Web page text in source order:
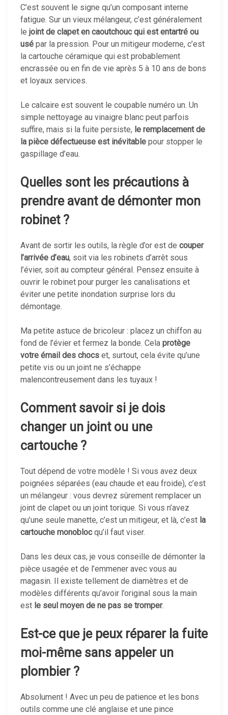
C’est souvent le signe qu’un composant interne
fatigue. Sur un vieux mélangeur, c’est généralement
le joint de clapet en caoutchouc qui est entartré ou
usé par la pression. Pour un mitigeur moderne, c’est
la cartouche céramique qui est probablement
encrassée ou en fin de vie après 5 à 10 ans de bons
et loyaux services.
Le calcaire est souvent le coupable numéro un. Un
simple nettoyage au vinaigre blanc peut parfois
suffire, mais si la fuite persiste, le remplacement de
la pièce défectueuse est inévitable pour stopper le
gaspillage d’eau.
Quelles sont les précautions à
prendre avant de démonter mon
robinet ?
Avant de sortir les outils, la règle d’or est de couper
l’arrivée d’eau, soit via les robinets d’arrêt sous
l’évier, soit au compteur général. Pensez ensuite à
ouvrir le robinet pour purger les canalisations et
éviter une petite inondation surprise lors du
démontage.
Ma petite astuce de bricoleur : placez un chiffon au
fond de l’évier et fermez la bonde. Cela protège
votre émail des chocs et, surtout, cela évite qu’une
petite vis ou un joint ne s’échappe
malencontreusement dans les tuyaux !
Comment savoir si je dois
changer un joint ou une
cartouche ?
Tout dépend de votre modèle ! Si vous avez deux
poignées séparées (eau chaude et eau froide), c’est
un mélangeur : vous devrez sûrement remplacer un
joint de clapet ou un joint torique. Si vous n’avez
qu’une seule manette, c’est un mitigeur, et là, c’est la
cartouche monoblocqu’il faut viser.
Dans les deux cas, je vous conseille de démonter la
pièce usagée et de l’emmener avec vous au
magasin. Il existe tellement de diamètres et de
modèles différents qu’avoir l’original sous la main
est le seul moyen de ne pas se tromper.
Est-ce que je peux réparer la fuite
moi-même sans appeler un
plombier ?
Absolument ! Avec un peu de patience et les bons
outils comme une clé anglaise et une pince